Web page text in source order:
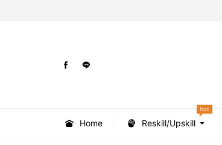
Home Reskill/Upskill
hot